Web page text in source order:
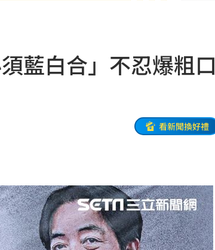
藍白合」不忍爆粗口
看新聞換好禮